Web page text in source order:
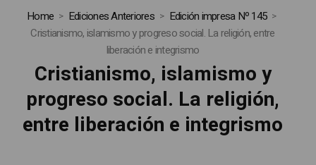
Home Ediciones Anteriores
Edición impresa Nº 145
Cristianismo, islamismo y progreso social. La religión, entre
liberación e integrismo
Cristianismo, islamismo y
progreso social. La religión,
entre liberación e integrismo